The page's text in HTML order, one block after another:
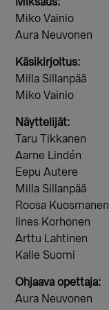
Miko Vainio
Aura Neuvonen
Käsikirjoitus:
Milla Sillanpää
Miko Vainio
Näyttelijät:
Taru Tikkanen
Aarne Lindén
Eepu Autere
Milla Sillanpää
Roosa Kuosmanen
Iines Korhonen
Arttu Lahtinen
Kalle Suomi
Ohjaava opettaja:
Aura Neuvonen